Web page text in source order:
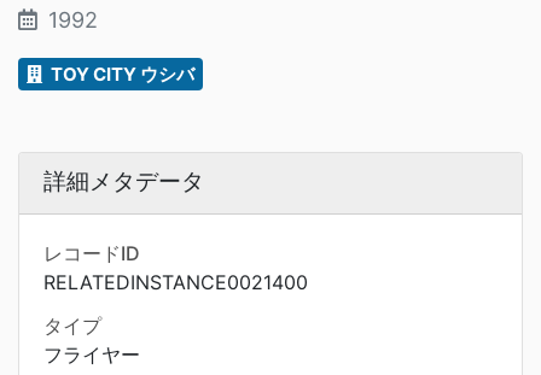
1992
TOY CITY ウシバ
詳細メタデータ
レコードID
RELATEDINSTANCE0021400
タイプ
フライヤー